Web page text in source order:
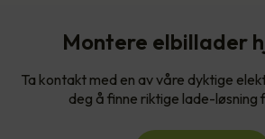
Montere elbillader
Ta kontakt med en av våre dyktige
deg å finne riktige lade-løsning